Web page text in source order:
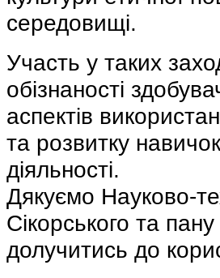
середовищі.
Участь у таких
обізнаності
аспектів
та розвитку
діяльності.
Дякуємо Науково-
Сікорського та
долучитись до